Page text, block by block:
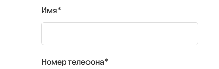
Имя*
Номер телефона*